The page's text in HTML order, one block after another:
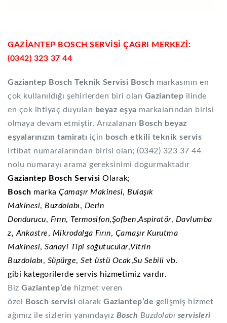
GAZİANTEP BOSCH SERVİSİ ÇAGRI MERKEZİ:
(0342) 323 37 44
Gaziantep Bosch Teknik Servisi Bosch markasının en
çok kullanıldığı şehirlerden biri olan Gaziantep ilinde
en çok ihtiyaç duyulan beyaz eşya markalarından birisi
olmaya devam etmiştir. Arızalanan Bosch beyaz
eşyalarınızın tamiratı için bosch etkili teknik servis
irtibat numaralarından birisi olan; (0342) 323 37 44
nolu numarayı arama gereksinimi dogurmaktadır
Gaziantep Bosch Servisi Olarak;
Bosch marka Çamaşır Makinesi, Bulaşık
Makinesi, Buzdolabı, Derin
Dondurucu, Fırın, Termosifon,Şofben,Aspiratör, Davlumba
z, Ankastre, Mikrodalga Fırın, Çamaşır Kurutma
Makinesi, Sanayi Tipi soğutucular,Vitrin
Buzdolabı, Süpürge, Set üstü Ocak,Su Sebili vb.
gibi kategorilerde servis hizmetimiz vardır.
Biz Gaziantep’de hizmet veren
özel
Bosch servisi olarak Gaziantep’de gelişmiş hizmet
ağımız ile sizlerin yanındayız Bosch Buzdolabı servisleri